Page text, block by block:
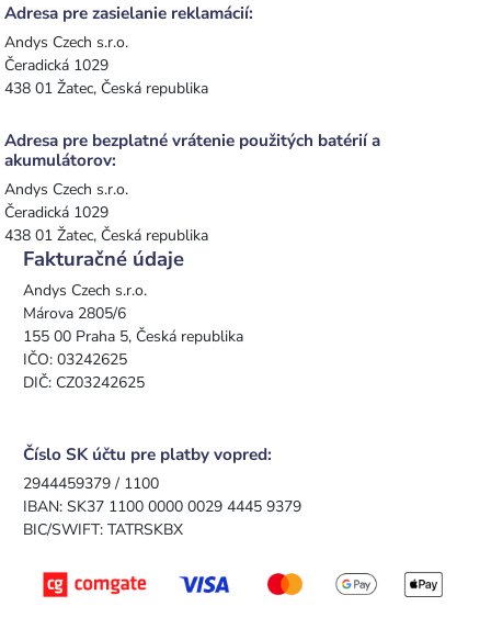
Adresa pre zasielanie reklamácií:
Andys Czech s.r.o.
Čeradická 1029
438 01 Žatec, Česká republika
Adresa pre bezplatné vrátenie použitých batérií a
akumulátorov:
Andys Czech s.r.o.
Čeradická 1029
438 01 Žatec, Česká republika
Fakturačné údaje
Andys Czech s.r.o.
Márova 2805/6
155 00 Praha 5, Česká republika
IČO: 03242625
DIČ: CZ03242625
Číslo SK účtu pre platby vopred:
2944459379 / 1100
IBAN: SK37 1100 0000 0029 4445 9379
BIC/SWIFT: TATRSKBX